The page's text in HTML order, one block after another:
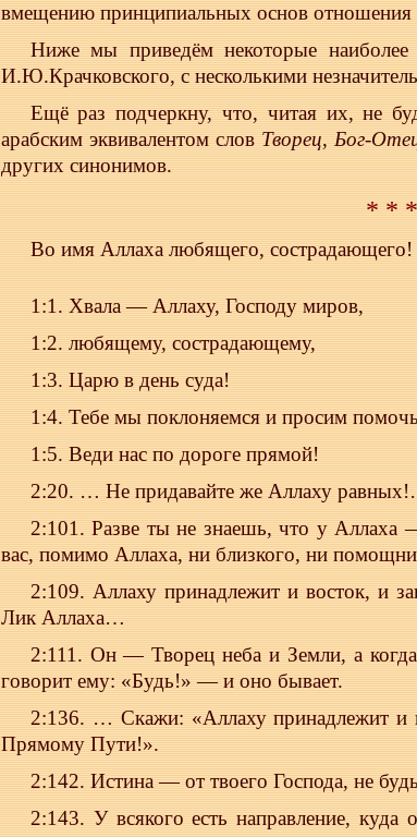
вмещению принципиальных основ отношения
Ниже мы приведём некоторые
И.Ю.Крачковского, с несколькими
Ещё раз подчеркну, что, читая их, не
арабским эквивалентом словТворец,Бог-
других синонимов.
* * *
Во имя Аллаха любящего, сострадающего!
1:1. Хвала — Аллаху, Господу миров,
1:2. любящему, сострадающему,
1:3. Царю в день суда!
1:4. Тебе мы поклоняемся и просим
1:5. Веди нас по дороге прямой!
2:20. … Не придавайте же Аллаху
2:101. Разве ты не знаешь, что у Аллаха
вас, помимо Аллаха, ни близкого, ни
2:109. Аллаху принадлежит и восток, и
Лик Аллаха…
2:111. Он — Творец неба и Земли, а
говорит ему: «Будь!» — и оно бывает.
2:136. … Скажи: «Аллаху принадлежит и
Прямому Пути!».
2:142. Истина — от твоего Господа, не
2:143. У всякого есть направление, куда